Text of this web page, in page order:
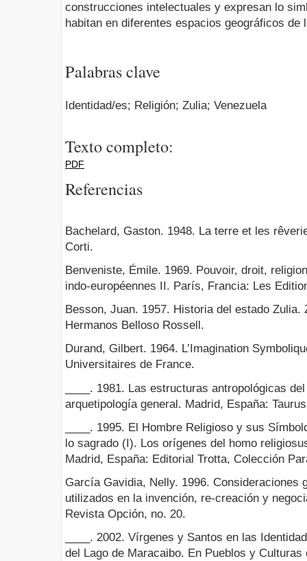
construcciones intelectuales y expresan lo
habitan en diferentes espacios geográficos de
Palabras clave
Identidad/es; Religión; Zulia; Venezuela
Texto completo:
PDF
Referencias
Bachelard, Gaston. 1948. La terre et les
Corti.
Benveniste, Émile. 1969. Pouvoir, droit,
indo-européennes II. París, Francia: Les
Besson, Juan. 1957. Historia del estado Zulia.
Hermanos Belloso Rossell.
Durand, Gilbert. 1964. L’Imagination
Universitaires de France.
____. 1981. Las estructuras antropológicas
arquetipología general. Madrid, España:
____. 1995. El Hombre Religioso y sus
lo sagrado (I). Los orígenes del homo
Madrid, España: Editorial Trotta, Colección
García Gavidia, Nelly. 1996. Consideraciones
utilizados en la invención, re-creación y
Revista Opción, no. 20.
____. 2002. Vírgenes y Santos en las
del Lago de Maracaibo. En Pueblos y Culturas